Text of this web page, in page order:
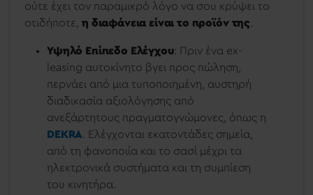
ούτε έχει τον παραμικρό λόγο να σου κρύψει το
οτιδήποτε, η διαφάνεια είναι το προϊόν της.
Υψηλό Επίπεδο Ελέγχου: Πριν ένα ex-
leasing αυτοκίνητο βγει προς πώληση,
περνάει από μια τυποποιημένη, αυστηρή
διαδικασία αξιολόγησης από
ανεξάρτητους πραγματογνώμονες, όπως η
DEKRA. Ελέγχονται εκατοντάδες σημεία,
από τη φανοποιία και το σασί μέχρι τα
ηλεκτρονικά συστήματα και τη συμπίεση
του κινητήρα.